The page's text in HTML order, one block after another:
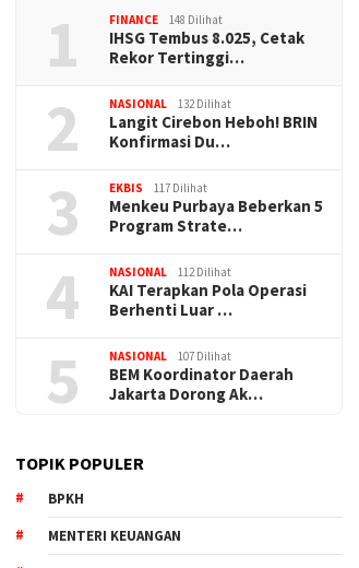
1 FINANCE 148 Dilihat
IHSG Tembus 8.025, Cetak
Rekor Tertinggi…
2 NASIONAL 132 Dilihat
Langit Cirebon Heboh! BRIN
Konfirmasi Du…
3 EKBIS 117 Dilihat
Menkeu Purbaya Beberkan 5
Program Strate…
4 NASIONAL 112 Dilihat
KAI Terapkan Pola Operasi
Berhenti Luar …
5 NASIONAL 107 Dilihat
BEM Koordinator Daerah
Jakarta Dorong Ak…
TOPIK POPULER
BPKH
MENTERI KEUANGAN